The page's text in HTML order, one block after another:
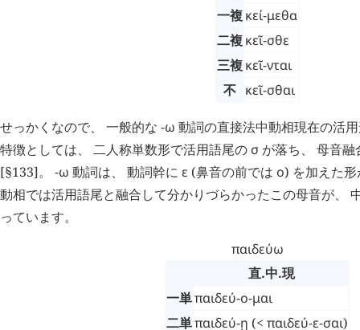
一複κεί-μεθα
二複κεῖ-σθε
三複κεῖ-νται
不 κεῖ-σθαι
せっかくなので、 一般的な -ω 動詞の直接法中動相現在の活
特徴としては、 二人称単数形で活用語尾の σ が落ち、 母音
[§133]。 -ω 動詞は、 動詞幹に ε (鼻音の前では ο) を加えた
動相では活用語尾と融合して分かりづらかったこの母音が、
っています。
παιδεύω
直.中.現
一単παιδεύ-ο-μαι
二単παιδεύ-ῃ (< παιδεύ-ε-σαι)